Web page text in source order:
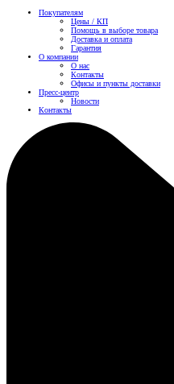
Покупателям
Цены / КП
Помощь в выборе товара
Доставка и оплата
Гарантия
О компании
О нас
Контакты
Офисы и пункты доставки
Пресс-центр
Новости
Контакты